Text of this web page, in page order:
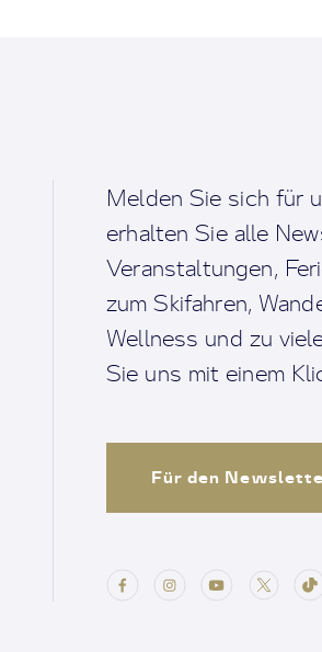
Melden Sie sich für
erhalten Sie alle
Veranstaltungen,
zum Skifahren,
Wellness und zu
Sie uns mit einem
Für den